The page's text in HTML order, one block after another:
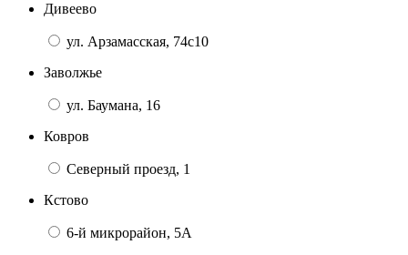
Дивеево
ул. Арзамасская, 74с10
Заволжье
ул. Баумана, 16
Ковров
Северный проезд, 1
Кстово
6-й микрорайон, 5А